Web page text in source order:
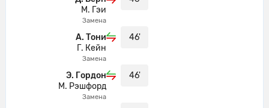
Англия совершает вбрасывание на
своей половине поля
Англия идет вперед с потенциально
Джордан Хендерсон нанес удар, но
тот был заблокирован.
М. Гэи
Замена
46'
А. Тони
Г. Кейн
Замена
46'
Э. Гордон
М. Рэшфорд
Замена